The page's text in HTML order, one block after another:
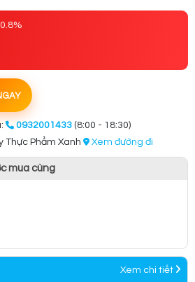
0932001433 (8:00 - 18:30)
Thực Phẩm Xanh
Xem đường đi
mua cùng
Xem chi tiết